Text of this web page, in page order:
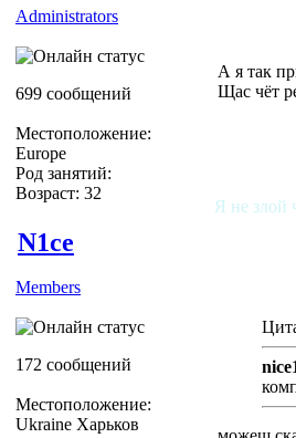
Administrators
699 сообщений
Местоположение:
Europe
Род занятий:
Возраст: 32
А я так
Щас чёт
Я не злой
N1ce
Members
172 сообщений
Местоположение:
Ukraine Харьков